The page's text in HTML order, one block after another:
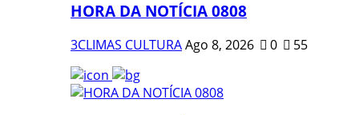
HORA DA NOTÍCIA 0808
3CLIMAS CULTURAAgo 8, 2026 0 55